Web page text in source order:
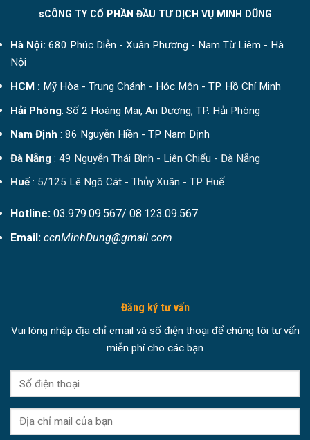
sCÔNG TY CỔ PHẦN ĐẦU TƯ DỊCH VỤ MINH DŨNG
Hà Nội: 680 Phúc Diễn - Xuân Phương - Nam Từ Liêm - Hà
Nội
HCM : Mỹ Hòa - Trung Chánh - Hóc Môn - TP. Hồ Chí Minh
Hải Phòng: Số 2 Hoàng Mai, An Dương, TP. Hải Phòng
Nam Định : 86 Nguyễn Hiền - TP Nam Định
Đà Nẵng : 49 Nguyễn Thái Bình - Liên Chiểu - Đà Nẵng
Huế : 5/125 Lê Ngô Cát - Thủy Xuân - TP Huế
Hotline: 03.979.09.567/ 08.123.09.567
Email: ccnMinhDung@gmail.com
Đăng ký tư vấn
Vui lòng nhập địa chỉ email và số điện thoại để chúng tôi tư vấn
miễn phí cho các bạn